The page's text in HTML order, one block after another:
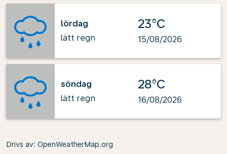
lördag
lätt regn
23°C
15/08/2026
söndag
lätt regn
28°C
16/08/2026
Drivs av: OpenWeatherMap.org